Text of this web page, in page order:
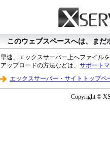
このウェブスペースへは、ま
早速、エックスサーバー上へファイル
アップロードの方法などは、 サポート
エックスサーバー・サイトトップペ
Copyright ©